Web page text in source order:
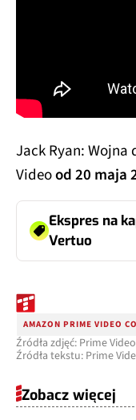
Jack Ryan:
Videood 20 maja
Ekspres na
Vertuo
AMAZON PRIME VIDEO
Źródła zdjęć: Prime Video
Źródła tekstu: Prime
Zobacz więcej